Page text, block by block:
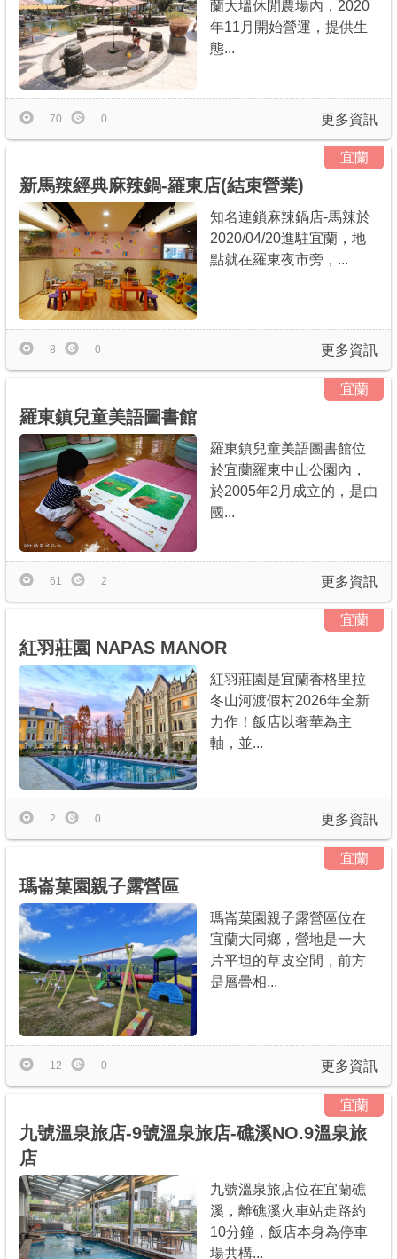
蘭大塭休閒農場內，2020
年11月開始營運，提供生
態...
更多資訊
70 0
宜蘭
新馬辣經典麻辣鍋-羅東店(結束營業)
知名連鎖麻辣鍋店-馬辣於
2020/04/20進駐宜蘭，地
點就在羅東夜市旁，...
更多資訊
8 0
宜蘭
羅東鎮兒童美語圖書館
羅東鎮兒童美語圖書館位
於宜蘭羅東中山公園內，
於2005年2月成立的，是由
國...
更多資訊
61 2
宜蘭
紅羽莊園 NAPAS MANOR
紅羽莊園是宜蘭香格里拉
冬山河渡假村2026年全新
力作！飯店以奢華為主
軸，並...
更多資訊
2 0
宜蘭
瑪崙菓園親子露營區
瑪崙菓園親子露營區位在
宜蘭大同鄉，營地是一大
片平坦的草皮空間，前方
是層疊相...
更多資訊
12 0
宜蘭
九號溫泉旅店-9號溫泉旅店-礁溪NO.9溫泉旅
店
九號溫泉旅店位在宜蘭礁
溪，離礁溪火車站走路約
10分鐘，飯店本身為停車
場共構...